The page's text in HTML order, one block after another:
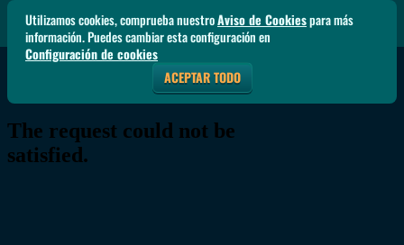
Utilizamos cookies, comprueba nuestroAviso de Cookiespara más
información. Puedes cambiar esta configuración en
Configuración de cookies
ACEPTAR TODO